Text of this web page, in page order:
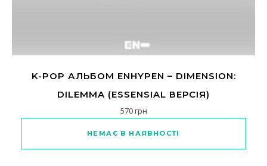
K-POP АЛЬБОМ ENHYPEN – DIMENSION:
DILEMMA (ESSENSIAL ВЕРСІЯ)
570грн
НЕМАЄ В НАЯВНОСТІ